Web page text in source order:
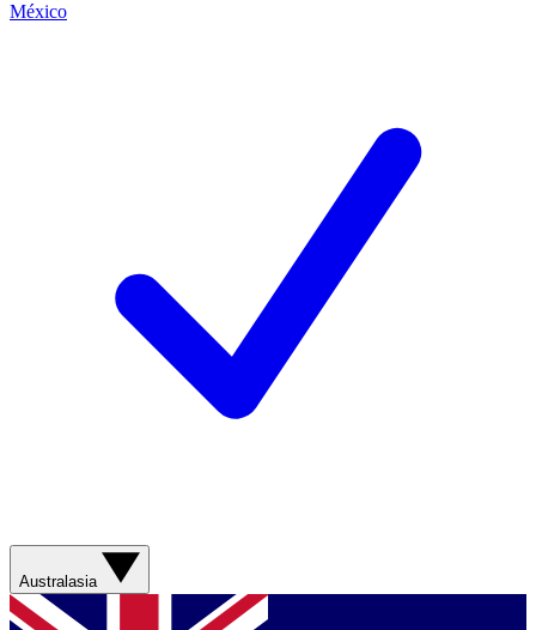
México
Australasia